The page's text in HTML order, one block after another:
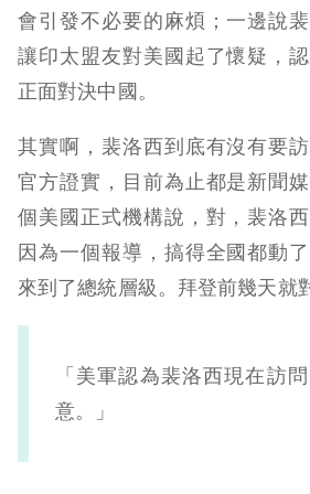
會引發不必要的麻煩；一邊說
讓印太盟友對美國起了懷疑，
正面對決中國。
其實啊，裴洛西到底有沒有要
官方證實，目前為止都是新聞
個美國正式機構說，對，裴洛
因為一個報導，搞得全國都動
來到了總統層級。拜登前幾天就
「美軍認為裴洛西現在訪
意。」